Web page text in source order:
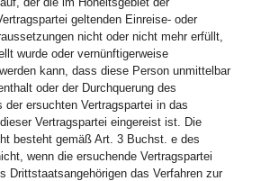
geltenden Einreise- oder
nicht oder nicht mehr erfüllt,
wurde oder vernünftigerweise
kann, dass diese Person unmittelbar
oder der Durchquerung des
der ersuchten Vertragspartei in das
Vertragspartei eingereist ist. Die
besteht gemäß Art. 3 Buchst. e des
wenn die ersuchende Vertragspartei
Drittstaatsangehörigen das Verfahren zur